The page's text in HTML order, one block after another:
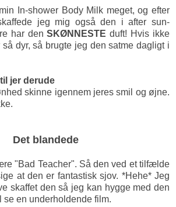
In-shower Body Milk meget, og efter
jeg mig også den i after sun-
har denSKØNNESTE duft! Hvis ikke
dyr, så brugte jeg den satme dagligt i
jer derude
skinne igennem jeres smil og øjne.
Det blandede
"Bad Teacher". Så den ved et tilfælde
at den er fantastisk sjov. *Hehe* Jeg
skaffet den så jeg kan hygge med den
se en underholdende film.